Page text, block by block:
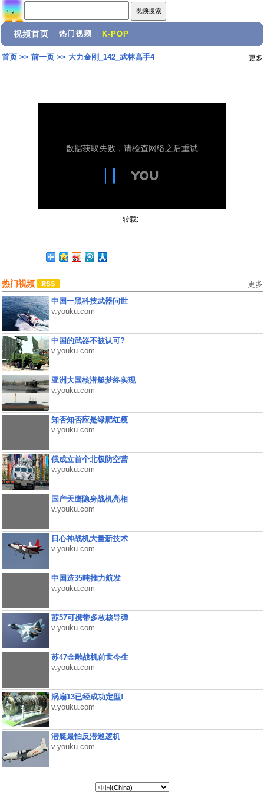
视频首页 热门视频 K-POP
首页>> 前一页>> 大力金刚_142_武林高手4 更多
转载:
热门视频 更多
中国一黑科技武器问世
v.youku.com
中国的武器不被认可?
v.youku.com
亚洲大国核潜艇梦终实现
v.youku.com
知否知否应是绿肥红瘦
v.youku.com
俄成立首个北极防空营
v.youku.com
国产天鹰隐身战机亮相
v.youku.com
日心神战机大量新技术
v.youku.com
中国造35吨推力航发
v.youku.com
苏57可携带多枚核导弹
v.youku.com
苏47金雕战机前世今生
v.youku.com
涡扇13已经成功定型!
v.youku.com
潜艇最怕反潜巡逻机
v.youku.com